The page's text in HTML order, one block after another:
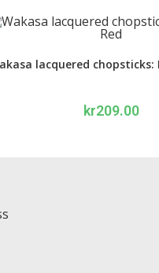
lacquered chopsticks:
kr209.00